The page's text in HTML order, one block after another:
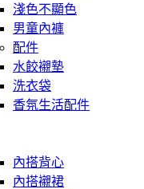
淺色不顯色
男童內褲
配件
水餃襯墊
洗衣袋
香氛生活配件
內搭背心
內搭襯裙